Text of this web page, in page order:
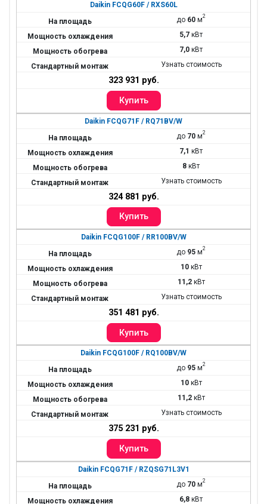
Daikin FCQG60F / RXS60L
до 60 м2
5,7 кВт
7,0 кВт
Узнать стоимость
323 931 руб.
Daikin FCQG71F / RQ71BV/W
до 70 м2
7,1 кВт
8 кВт
Узнать стоимость
324 881 руб.
Daikin FCQG100F / RR100BV/W
до 95 м2
10кВт
11,2кВт
Узнать стоимость
351 481 руб.
Daikin FCQG100F / RQ100BV/W
до 95 м2
10кВт
11,2кВт
Узнать стоимость
375 231 руб.
Daikin FCQG71F / RZQSG71L3V1
до 70 м2
6,8 кВт